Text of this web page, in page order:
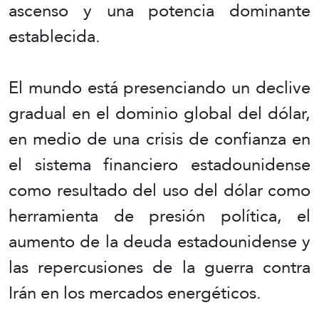
ascenso y una potencia dominante
establecida.
El mundo está presenciando un declive
gradual en el dominio global del dólar,
en medio de una crisis de confianza en
el sistema financiero estadounidense
como resultado del uso del dólar como
herramienta de presión política, el
aumento de la deuda estadounidense y
las repercusiones de la guerra contra
Irán en los mercados energéticos.